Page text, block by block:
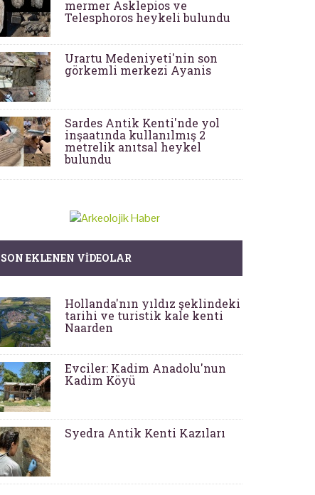
mermer Asklepios ve
Telesphoros heykeli bulundu
Urartu Medeniyeti'nin son
görkemli merkezi Ayanis
Sardes Antik Kenti'nde yol
inşaatında kullanılmış 2
metrelik anıtsal heykel
bulundu
SON EKLENEN VIDEOLAR
Hollanda'nın yıldız şeklindeki
tarihi ve turistik kale kenti
Naarden
Evciler: Kadim Anadolu'nun
Kadim Köyü
Syedra Antik Kenti Kazıları